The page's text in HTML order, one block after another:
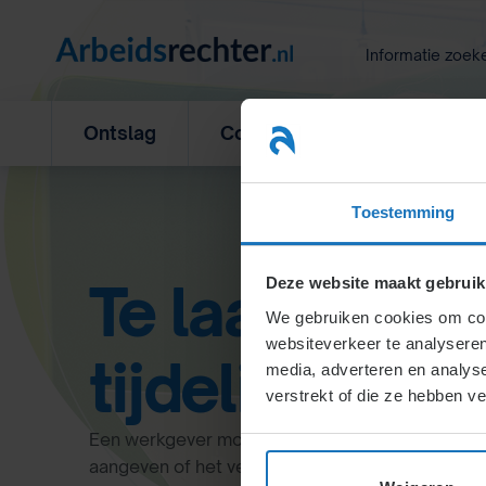
Toestemming
Deze website maakt
We gebruiken cookies om
websiteverkeer te
media, adverteren en
verstrekt of die ze hebben
Informatie
Ontslag Concurrentiebeding
Te laat
tijdelijk
Een werkgever moet een maand voor afloop
aangeven of het verlengd wordt. Bij te late of